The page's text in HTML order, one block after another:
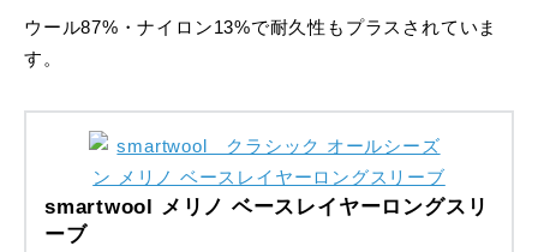
ウール87%・ナイロン13%で耐久性もプラスされていま
す。
smartwool メリノ ベースレイヤーロングスリ
ーブ